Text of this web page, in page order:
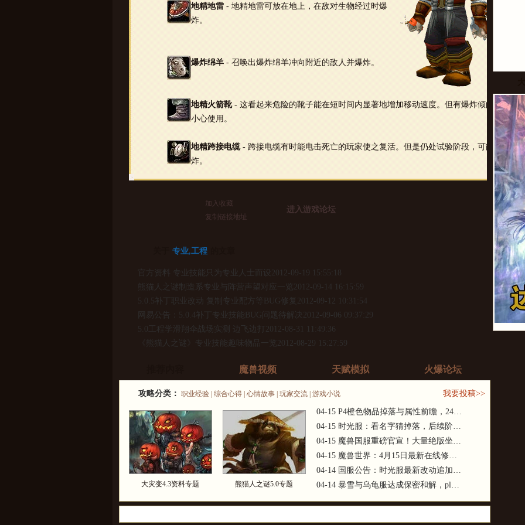
地精地雷- 地精地雷可放在地上，在敌对生物经过时爆
炸。
爆炸绵羊- 召唤出爆炸绵羊冲向附近的敌人并爆炸。
地精火箭靴- 这看起来危险的靴子能在短时间内显著地增加移动速度。但有爆炸倾向，
小心使用。
地精跨接电缆- 跨接电缆有时能电击死亡的玩家使之复活。但是仍处试验阶段，可能爆
炸。
加入收藏
复制链接地址
进入游戏论坛
专业,工程
官方资料 专业技能只为专业人士而设 2012-09-19 15:55:18
熊猫人之谜制造系专业与阵营声望对应一览 2012-09-14 16:15:59
5.0.5补丁职业改动 复制专业配方等BUG修复 2012-09-12 10:31:54
网易公告：5.0.4补丁专业技能BUG问题待解决 2012-09-06 09:37:29
5.0工程学滑翔伞战场实测 边飞边打 2012-08-31 11:49:36
《熊猫人之谜》专业技能趣味物品一览 2012-08-29 15:27:59
5.0熊猫人专业收益一览：裁缝与采药最BT
2012-08-28 17:39:46
5.0专业技能：全新资源 祥和之灵2012-08-16 09:30:19
魔兽视频 天赋模拟 火爆论坛
我要投稿>>
攻略分类： 职业经验 综合心得 心情故事 玩家交流 游戏小说
大灾变4.3资料专题 熊猫人之谜5.0专题
04-15 P4橙色物品掉落与属性前瞻，24…
04-15 时光服：看名字猜掉落，后续阶…
04-15 魔兽国服重磅官宣！大量绝版坐…
04-15 魔兽世界：4月15日最新在线修…
04-14 国服公告：时光服最新改动追加…
04-14 暴雪与乌龟服达成保密和解，pl…